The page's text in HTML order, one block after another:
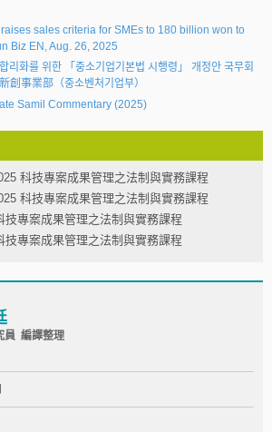
sales criteria for SMEs to 180 billion won to
Biz EN, Aug. 26, 2025
리화를 위한 「중소기업기본법 시행령」 개정안 국무회
創事業部（중소벤처기업부）
Samil Commentary (2025)
科技專案成果管理之法制與實務課程
科技專案成果管理之法制與實務課程
技專案成果管理之法制與實務課程
技專案成果管理之法制與實務課程
員 編譯整理